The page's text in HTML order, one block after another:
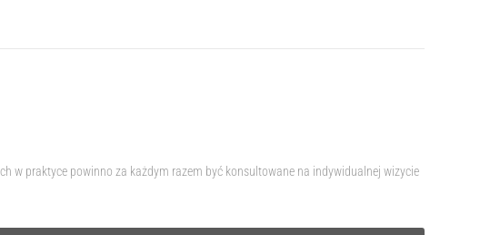
w praktyce powinno za każdym razem być konsultowane na indywidualnej wizycie